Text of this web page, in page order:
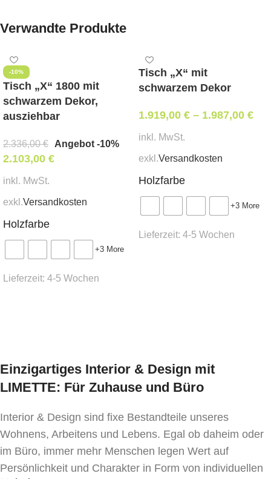
MDF, furniert mit Eschenholz, die Ästhetik des
Im zusammengeklappten Zustand (160×80 cm)
lässt sich der Tisch dank der integrierten
„Butterfly“-Einlage von 40 cm leicht ausziehen,
wodurch die Länge auf 200 cm erhöht wird. Ideal
sowohl für den täglichen Gebrauch als auch für die
Bewirtung von Gästen.
Größe: 160×80 cm (im ausgeklappten Zustand –
200×80 cm)
Höhe: 77 cm
Material der Tischplatte
Material der Beine
Verwandte Produkte
-10%
Tisch „X“ 1800 mit
schwarzem Dekor,
ausziehbar
2.336,00€ Angebot -10%
2.103,00 €
inkl. MwSt.
exkl.Versandkosten
Holzfarbe
+3 More
Lieferzeit: 4-5 Wochen
Tisch „X“ mit
schwarzem Dekor
1.919,00 € – 1.987,00 €
inkl. MwSt.
exkl.Versandkosten
Holzfarbe
+3 More
Lieferzeit: 4-5 Wochen
Einzigartiges Interior & Design mit
LIMETTE: Für Zuhause und Büro
Interior & Design sind fixe Bestandteile unseres
Wohnens, Arbeitens und Lebens. Egal ob daheim oder
im Büro, immer mehr Menschen legen Wert auf
Persönlichkeit und Charakter in Form von individuellen